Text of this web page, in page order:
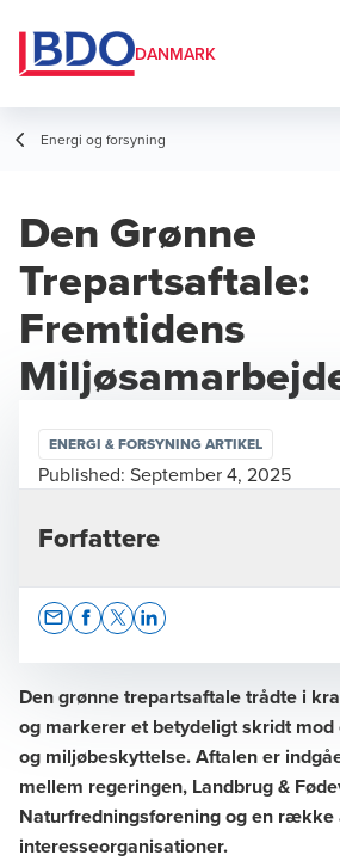
DANMARK
Energi og forsyning
Den Grønne
Trepartsaftale:
Fremtidens
Den grønne trepartsaftale trådte i
og markerer et betydeligt skridt
og miljøbeskyttelse. Aftalen er
mellem regeringen, Landbrug &
Naturfredningsforening og en række
interesseorganisationer.
ENERGI & FORSYNING ARTIKEL
Published: September 4, 2025
Forfattere
Søren Peter Nielsen
Partner, Statsautoriseret revisor